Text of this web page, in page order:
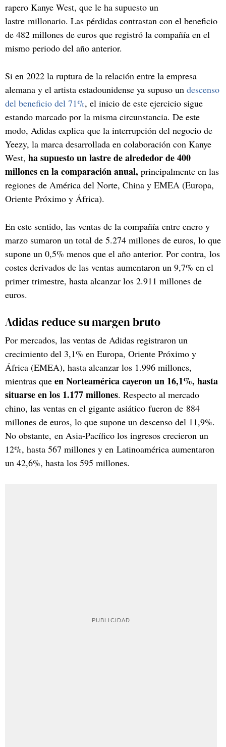
rapero Kanye West, que le ha supuesto un
lastre millonario. Las pérdidas contrastan con el beneficio
de 482 millones de euros que registró la compañía en el
mismo periodo del año anterior.
Si en 2022 la ruptura de la relación entre la empresa
alemana y el artista estadounidense ya supuso un descenso
del beneficio del 71%, el inicio de este ejercicio sigue
estando marcado por la misma circunstancia. De este
modo, Adidas explica que la interrupción del negocio de
Yeezy, la marca desarrollada en colaboración con Kanye
West, ha supuesto un lastre de alrededor de 400
millones en la comparación anual, principalmente en las
regiones de América del Norte, China y EMEA (Europa,
Oriente Próximo y África).
En este sentido, las ventas de la compañía entre enero y
marzo sumaron un total de 5.274 millones de euros, lo que
supone un 0,5% menos que el año anterior. Por contra, los
costes derivados de las ventas aumentaron un 9,7% en el
primer trimestre, hasta alcanzar los 2.911 millones de
euros.
Adidas reduce su margen bruto
Por mercados, las ventas de Adidas registraron un
crecimiento del 3,1% en Europa, Oriente Próximo y
África (EMEA), hasta alcanzar los 1.996 millones,
mientras que en Norteamérica cayeron un 16,1%, hasta
situarse en los 1.177 millones. Respecto al mercado
chino, las ventas en el gigante asiático fueron de 884
millones de euros, lo que supone un descenso del 11,9%.
No obstante, en Asia-Pacífico los ingresos crecieron un
12%, hasta 567 millones y en Latinoamérica aumentaron
un 42,6%, hasta los 595 millones.